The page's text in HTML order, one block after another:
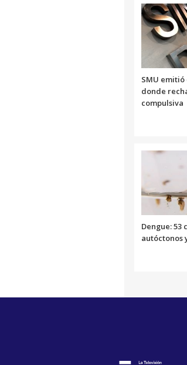
SMU
donde
compulsiva
Dengue: 53
autóctonos